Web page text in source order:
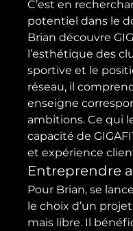
C’est en
potentiel dans le
Brian découvre
l’esthétique des
sportive et le
réseau, il
enseigne
ambitions. Ce qui
capacité de
et expérience
Entreprendre
Pour Brian, se
le choix d’un
mais libre. Il